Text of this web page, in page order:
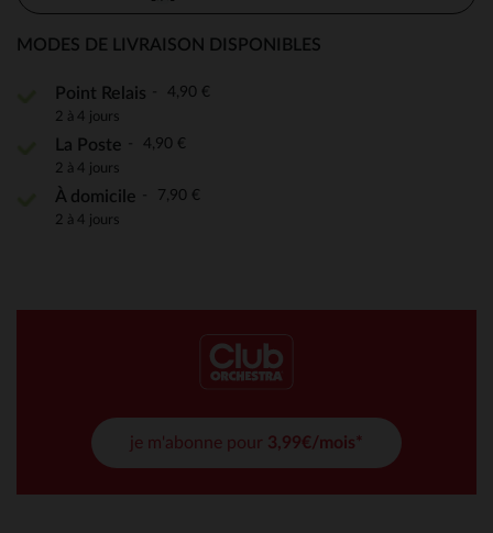
MODES DE LIVRAISON DISPONIBLES
Point Relais 4,90 €
2 à 4 jours
La Poste 4,90 €
2 à 4 jours
À domicile 7,90 €
2 à 4 jours
je m'abonne pour 3,99€/mois*